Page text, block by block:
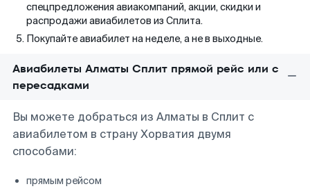
спецпредложения авиакомпаний, акции, скидки и
распродажи авиабилетов из Сплита.
Покупайте авиабилет на неделе, а не в выходные.
Авиабилеты Алматы Сплит прямой рейс или с
пересадками
Вы можете добраться из Алматы в Сплит с
авиабилетом в страну Хорватия двумя
способами:
прямым рейсом